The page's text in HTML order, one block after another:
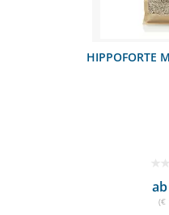
HIPPOFORTE
(€